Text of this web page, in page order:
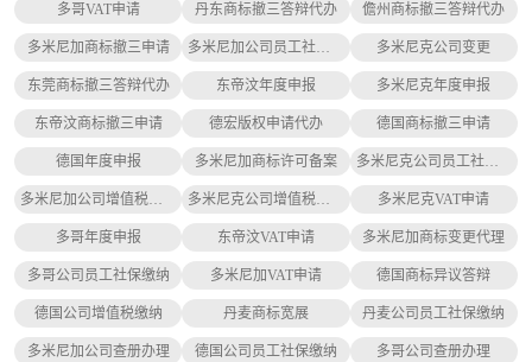
多哥VAT申请 丹东商标撤三答辩代办 儋州商标撤三答辩代办
多米尼加商标撤三申请 多米尼加公司员工社保缴纳 多米尼克公司变更
东莞商标撤三答辩代办 东帝汶年度申报 多米尼克年度申报
东帝汶商标撤三申请 德宏版权申请代办 德国商标撤三申请
德国年度申报 多米尼加商标许可备案 多米尼克公司员工社保缴纳
多米尼加公司增值税缴纳 多米尼克公司增值税缴纳 多米尼克VAT申请
多哥年度申报 东帝汶VAT申请 多米尼加商标变更代理
多哥公司员工社保缴纳 多米尼加VAT申请 德国商标异议答辩
德国公司增值税缴纳 丹麦商标宽展 丹麦公司员工社保缴纳
多米尼加公司查册办理 德国公司员工社保缴纳 多哥公司查册办理